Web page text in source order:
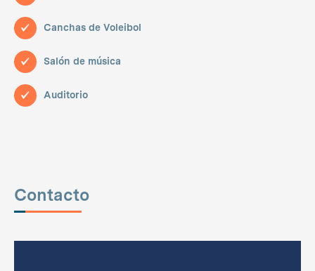
Canchas de Voleibol
Salón de música
Auditorio
Contacto